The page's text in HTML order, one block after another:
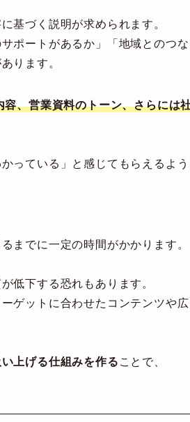
基づく説明が求められます。
ポートがあるか」「地域とのつな
ります。
、営業資料のトーン、さらには
っている」と感じてもらえるよう
までに一定の時間がかかります。
低下する恐れもあります。
ゲットに合わせたコンテンツや広
上げる仕組みを作る ことで、